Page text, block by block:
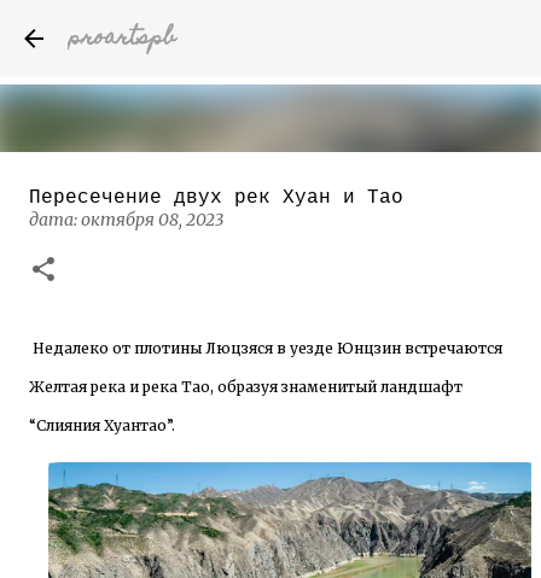
proartspb
Бумажные скульптуры канадского
художника Келвина Николса (Calvin
дата:
Пересечение двух рек Хуан и Тао
дата:октября 08, 2023
Недалеко от плотины Люцзяся в уезде Юнцзин встречаются
Желтая река и река Тао, образуя знаменитый ландшафт
“Слияния Хуантао”.